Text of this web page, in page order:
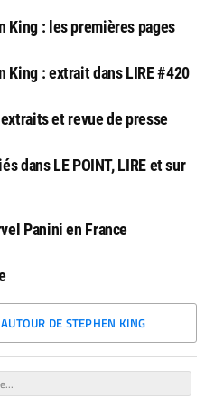
King : les premières pages
King : extrait dans LIRE #420
et revue de presse
dans LE POINT, LIRE et sur
Panini en France
DE STEPHEN KING